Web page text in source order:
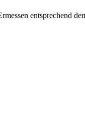
entsprechend